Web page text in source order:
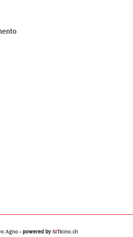
Agno- powered by SITIcino.ch